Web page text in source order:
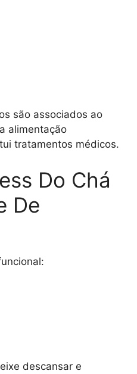
são associados ao
alimentação
tratamentos médicos.
Do Chá
De
descansar e